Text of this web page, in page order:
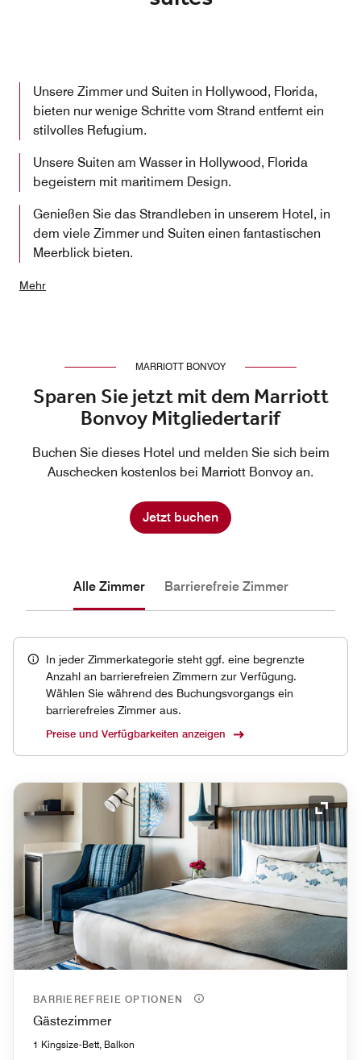
Unsere Zimmer und Suiten in Hollywood, Florida,
bieten nur wenige Schritte vom Strand entfernt ein
stilvolles Refugium.
Unsere Suiten am Wasser in Hollywood, Florida
begeistern mit maritimem Design.
Genießen Sie das Strandleben in unserem Hotel, in
dem viele Zimmer und Suiten einen fantastischen
Meerblick bieten.
Mehr
MARRIOTT BONVOY
Sparen Sie jetzt mit dem Marriott
Bonvoy Mitgliedertarif
Buchen Sie dieses Hotel und melden Sie sich beim
Auschecken kostenlos bei Marriott Bonvoy an.
Jetzt buchen
Alle Zimmer Barrierefreie Zimmer
In jeder Zimmerkategorie steht ggf. eine begrenzte
Anzahl an barrierefreien Zimmern zur Verfügung.
Wählen Sie während des Buchungsvorgangs ein
barrierefreies Zimmer aus.
Preise und Verfügbarkeiten anzeigen
BARRIEREFREIE OPTIONEN
Gästezimmer
1 Kingsize-Bett, Balkon